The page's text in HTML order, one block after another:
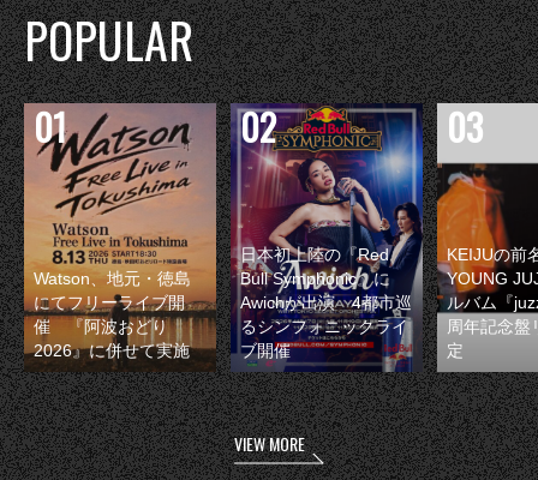
POPULAR
Watson、地元・徳島
にてフリーライブ開
催 『阿波おどり
2026』に併せて実施
日本初上陸の『Red
Bull Symphonic』に
Awichが出演 4都市巡
るシンフォニックライ
ブ開催
KEIJUの前
YOUNG
ルバム『
周年記念盤
定
VIEW MORE